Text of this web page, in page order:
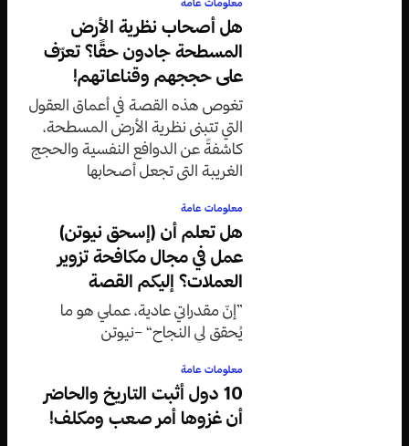
هل أصحاب نظرية الأرض
المسطحة جادون حقًا؟ تعرّف
على حججهم وقناعاتهم!
تغوص هذه القصة في أعماق العقول
التي تتبنى نظرية الأرض المسطحة،
كاشفةً عن الدوافع النفسية والحجج
الغريبة التي تجعل أصحابها
العلمية الدامغة.
معلومات عامة
هل تعلم أن (إسحق نيوتن)
عمل في مجال مكافحة تزوير
العملات؟ إليكم القصة
”إنّ مقدراتي عادية، عملي هو ما
يُحقق لي النجاح“ –نيوتن
معلومات عامة
10 دول أثبت التاريخ والحاضر
أن غزوها أمر صعب ومكلف!